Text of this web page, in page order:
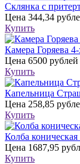
Склянка с
Цена 344,34
Купить
Камера Горяева
Цена 6500 рублей
Купить
Капельница
Цена 258,85
Купить
Колба
Цена 1687,95
Купить